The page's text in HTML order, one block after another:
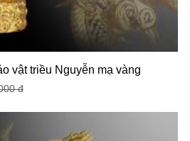
vật triều Nguyễn mạ vàng
đ